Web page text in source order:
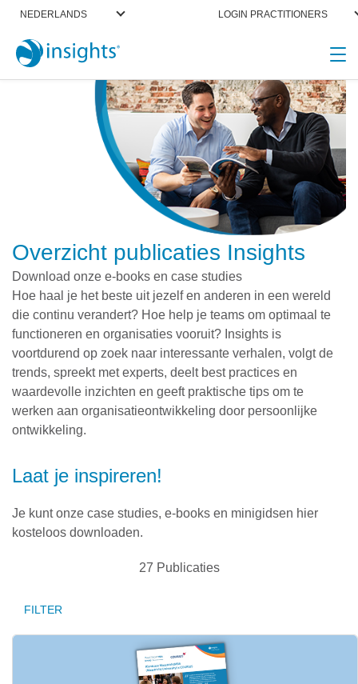
NEDERLANDS LOGIN PRACTITIONERS
Overzicht publicaties Insights
Download onze e-books en case studies
Hoe haal je het beste uit jezelf en anderen in een wereld
die continu verandert? Hoe help je teams om optimaal te
functioneren en organisaties vooruit? Insights is
voortdurend op zoek naar interessante verhalen, volgt de
trends, spreekt met experts, deelt best practices en
waardevolle inzichten en geeft praktische tips om te
werken aan organisatieontwikkeling door persoonlijke
ontwikkeling.
Laat je inspireren!
Je kunt onze case studies, e-books en minigidsen hier
kosteloos downloaden.
27 Publicaties
FILTER